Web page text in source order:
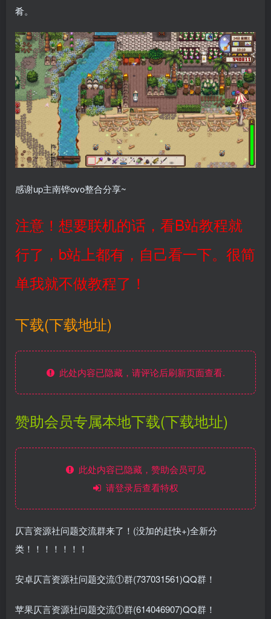
肴。
感谢up主南铧ovo整合分享~
注意！想要联机的话，看B站教程就
行了，b站上都有，自己看一下。很简
单我就不做教程了！
下载(下载地址)
此处内容已隐藏，请评论后刷新页面查看.
赞助会员专属本地下载(下载地址)
此处内容已隐藏，赞助会员可见
请登录后查看特权
仄言资源社问题交流群来了！(没加的赶快+)全新分
类！！！！！！！
安卓仄言资源社问题交流①群(737031561)QQ群！
苹果仄言资源社问题交流①群(614046907)QQ群！